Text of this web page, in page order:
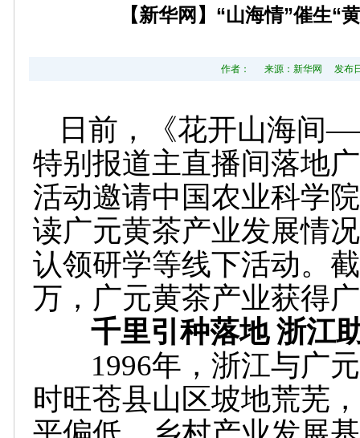
【新华网】“山海情”催生“
作者： 来源：新华网 发布
日前，《花开山海间
特别报道主直播间落地
活动邀请中国农业科学
读广元黄茶产业发展情
认领研学等线下活动。
万，广元黄茶产业获得
千里引种落地 浙江助
1996年，浙江与广元
时旺苍县山区坡地荒芜